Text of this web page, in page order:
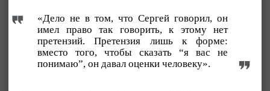
«Дело не в том, что Сергей говорил, он
имел право так говорить, к этому нет
претензий. Претензия лишь к форме:
вместо того, чтобы сказать “я вас не
понимаю”, он давал оценки человеку».